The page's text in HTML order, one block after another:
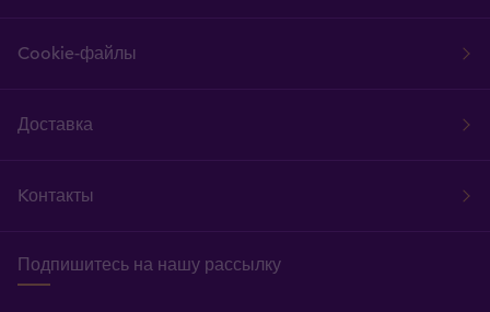
Cookie-файлы
Доставка
Kонтакты
Подпишитесь на нашу рассылку